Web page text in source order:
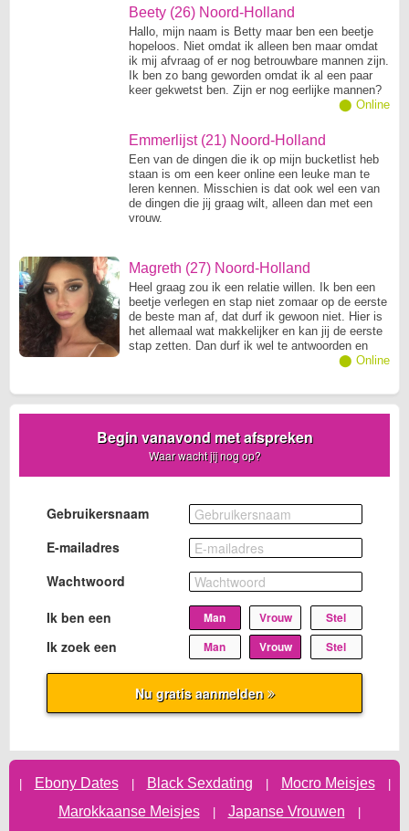
Beety (26) Noord-Holland
Hallo, mijn naam is Betty maar ben een beetje
hopeloos. Niet omdat ik alleen ben maar omdat
ik mij afvraag of er nog betrouwbare mannen zijn.
Ik ben zo bang geworden omdat ik al een paar
keer gekwetst ben. Zijn er nog eerlijke mannen?
⬤ Online
Emmerlijst (21) Noord-Holland
Een van de dingen die ik op mijn bucketlist heb
staan is om een keer online een leuke man te
leren kennen. Misschien is dat ook wel een van
de dingen die jij graag wilt, alleen dan met een
vrouw.
Magreth (27) Noord-Holland
Heel graag zou ik een relatie willen. Ik ben een
beetje verlegen en stap niet zomaar op de eerste
de beste man af, dat durf ik gewoon niet. Hier is
het allemaal wat makkelijker en kan jij de eerste
stap zetten. Dan durf ik wel te antwoorden en
⬤ Online
Ebony Dates Black Sexdating Mocro Meisjes
Marokkaanse Meisjes Japanse Vrouwen